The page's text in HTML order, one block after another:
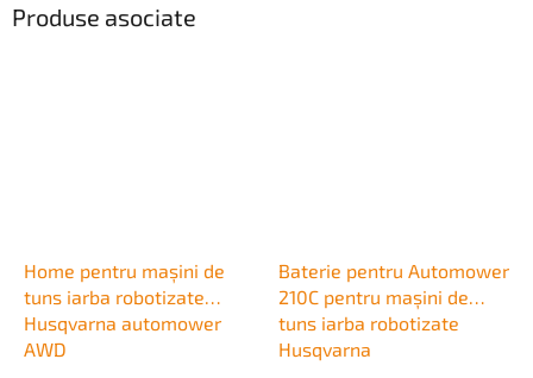
Produse asociate
Home pentru mașini de
tuns iarba robotizate
Husqvarna automower
AWD
Baterie pentru Automower
210C pentru mașini de
tuns iarba robotizate
Husqvarna